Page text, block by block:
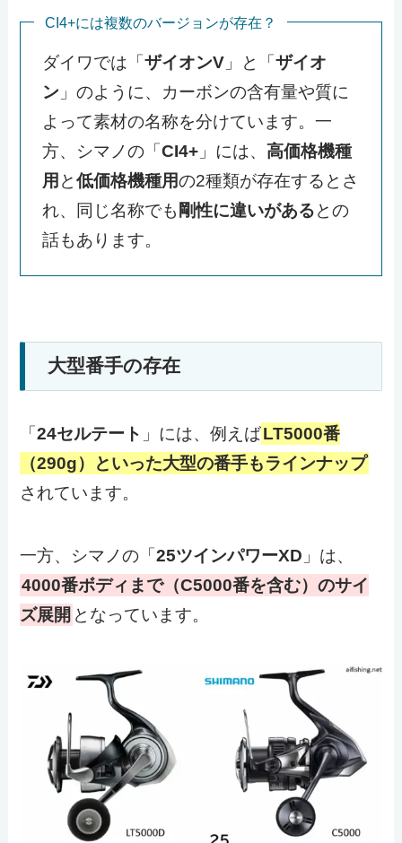
CI4+には複数のバージョンが存在？
ダイワでは「 ザイオンV」と「 ザイオ
ン 」のように、カーボンの含有量や質に
よって素材の名称を分けています。一
方、シマノの「 CI4+」には、 高価格機種
用 と低価格機種用の2種類が存在するとさ
れ、同じ名称でも 剛性に違いがあるとの
話もあります。
大型番手の存在
「24セルテート 」には、例えばLT5000番
（290g）といった大型の番手もラインナップ
されています。
一方、シマノの「25ツインパワーXD 」は、
4000番ボディまで（C5000番を含む）のサイ
ズ展開 となっています。